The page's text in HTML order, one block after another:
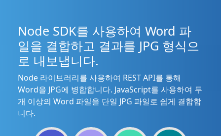
Node SDK를 사용하여 Word 파
일을 결합하고 결과를 JPG 형식으
로 내보냅니다.
Node 라이브러리를 사용하여 REST API를 통해
Word을 JPG에 병합합니다. JavaScript를 사용하여 두
개 이상의 Word 파일을 단일 JPG 파일로 쉽게 결합합
니다.